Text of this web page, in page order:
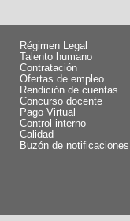
Régimen Legal
Talento humano
Contratación
Ofertas de empleo
Rendición de cuentas
Concurso docente
Pago Virtual
Control interno
Calidad
Buzón de notificaciones